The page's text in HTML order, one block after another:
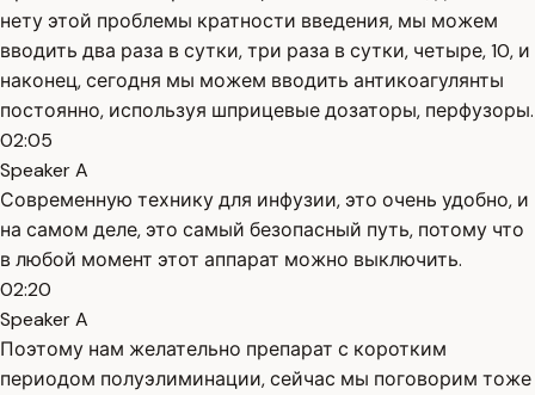
нету этой проблемы кратности введения, мы можем
вводить два раза в сутки, три раза в сутки, четыре, 10, и
наконец, сегодня мы можем вводить антикоагулянты
постоянно, используя шприцевые дозаторы, перфузоры.
02:05
Speaker A
Современную технику для инфузии, это очень удобно, и
на самом деле, это самый безопасный путь, потому что
в любой момент этот аппарат можно выключить.
02:20
Speaker A
Поэтому нам желательно препарат с коротким
периодом полуэлиминации, сейчас мы поговорим тоже